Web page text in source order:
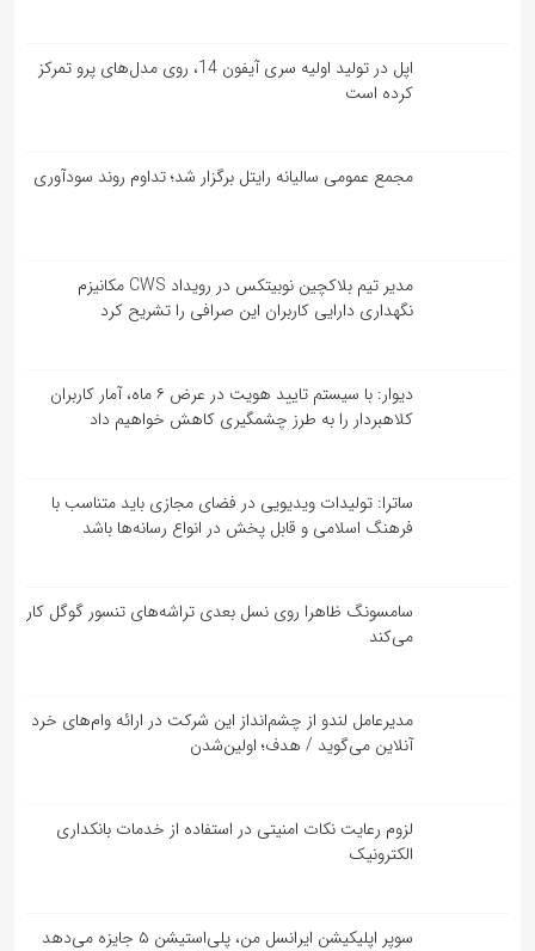
اپل در تولید اولیه سری آیفون 14، روی مدل‌های پرو تمرکز
کرده است
مجمع عمومی سالیانه رایتل برگزار شد؛ تداوم روند سودآوری
مدیر تیم بلاکچین نوبیتکس در رویداد CWS مکانیزم
نگهداری دارایی کاربران این صرافی را تشریح کرد
دیوار: با سیستم تایید هویت در عرض ۶ ماه، آمار کاربران
کلاهبردار را به طرز چشمگیری کاهش خواهیم داد
ساترا: تولیدات ویدیویی در فضای مجازی باید متناسب با
فرهنگ اسلامی و قابل پخش در انواع رسانه‌ها باشد
سامسونگ ظاهرا روی نسل بعدی تراشه‌های تنسور گوگل کار
می‌کند
مدیرعامل لندو از چشم‌انداز این شرکت در ارائه وام‌های خرد
آنلاین می‌گوید / هدف؛ اولین‌شدن
لزوم رعایت نکات امنیتی در استفاده از خدمات بانکداری
الکترونیک
سوپر اپلیکیشن ایرانسل من، پلی‌استیشن ۵ جایزه می‌دهد